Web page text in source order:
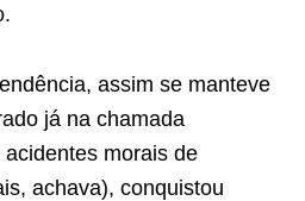
assim se manteve
já na chamada
morais de
achava), conquistou